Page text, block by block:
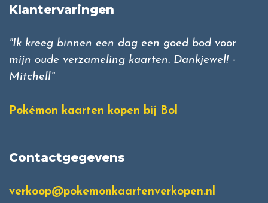
Klantervaringen
"Ik kreeg binnen een dag een goed bod voor
mijn oude verzameling kaarten. Dankjewel! -
Mitchell"
Pokémon kaarten kopen bij Bol
Contactgegevens
verkoop@pokemonkaartenverkopen.nl